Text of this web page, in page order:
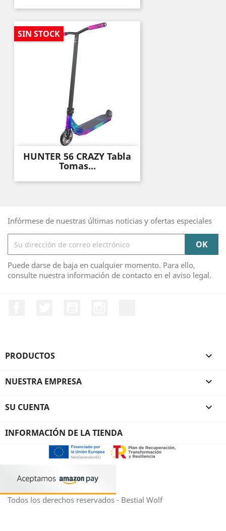
HUNTER 56 CRAZY Tabla
Tomas...
SIN STOCK
Infórmese de nuestras últimas noticias y ofertas especiales
Puede darse de baja en cualquier momento. Para ello,
consulte nuestra información de contacto en el aviso legal.
PRODUCTOS 
NUESTRA EMPRESA 
SU CUENTA 
INFORMACIÓN DE LA TIENDA
Todos los derechos reservados - Bestial Wolf